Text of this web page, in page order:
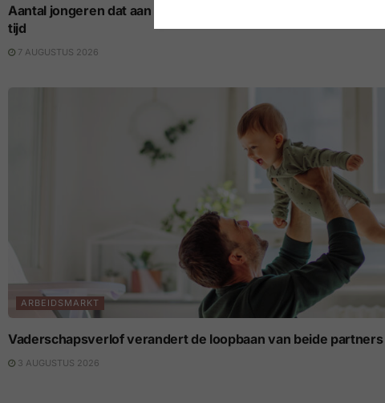
Aantal jongeren dat aan nieuwe vaste job begint op laagste peil
tijd
7 AUGUSTUS 2026
ARBEIDSMARKT
Vaderschapsverlof verandert de loopbaan van beide partners
3 AUGUSTUS 2026